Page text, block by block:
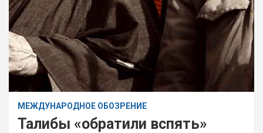
МЕЖДУНАРОДНОЕ ОБОЗРЕНИЕ
Талибы «обратили вспять»